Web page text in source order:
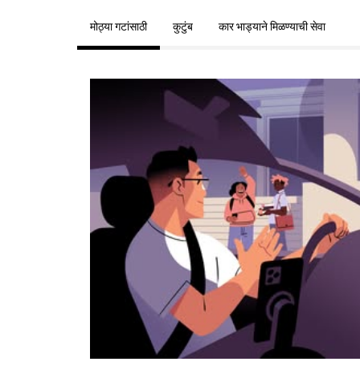
मोठ्या गटांसाठी कुटुंब कार भाड्याने मिळण्याची सेवा